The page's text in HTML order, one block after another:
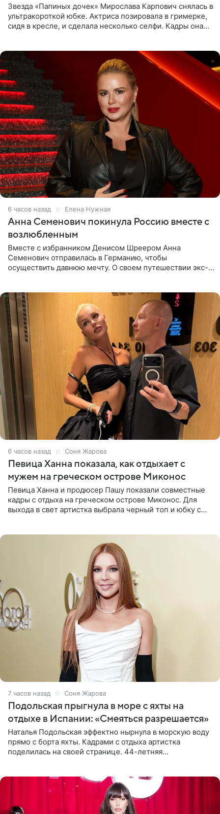
Звезда «Папиных дочек» Мирослава Карпович снялась в
ультракороткой юбке. Актриса позировала в гримерке,
сидя в кресле, и сделала несколько селфи. Кадры она
6 часов назад Елена Нужная
Анна Семенович покинула Россию вместе с
возлюбленным
Вместе с избранником Денисом Шреером Анна
Семенович отправилась в Германию, чтобы
осуществить давнюю мечту. О своем путешествии экс-
6 часов назад Соня Жарова
Певица Ханна показала, как отдыхает с
мужем на греческом острове Миконос
Певица Ханна и продюсер Пашу показали совместные
кадры с отдыха на греческом острове Миконос. Для
выхода в свет артистка выбрала черный топ и юбку с
7 часов назад Соня Жарова
Подольская прыгнула в море с яхты на
отдыхе в Испании: «Смеяться разрешается»
Наталья Подольская эффектно нырнула в морскую воду
прямо с борта яхты. Кадрами с отдыха артистка
поделилась на своей странице. 44-летняя